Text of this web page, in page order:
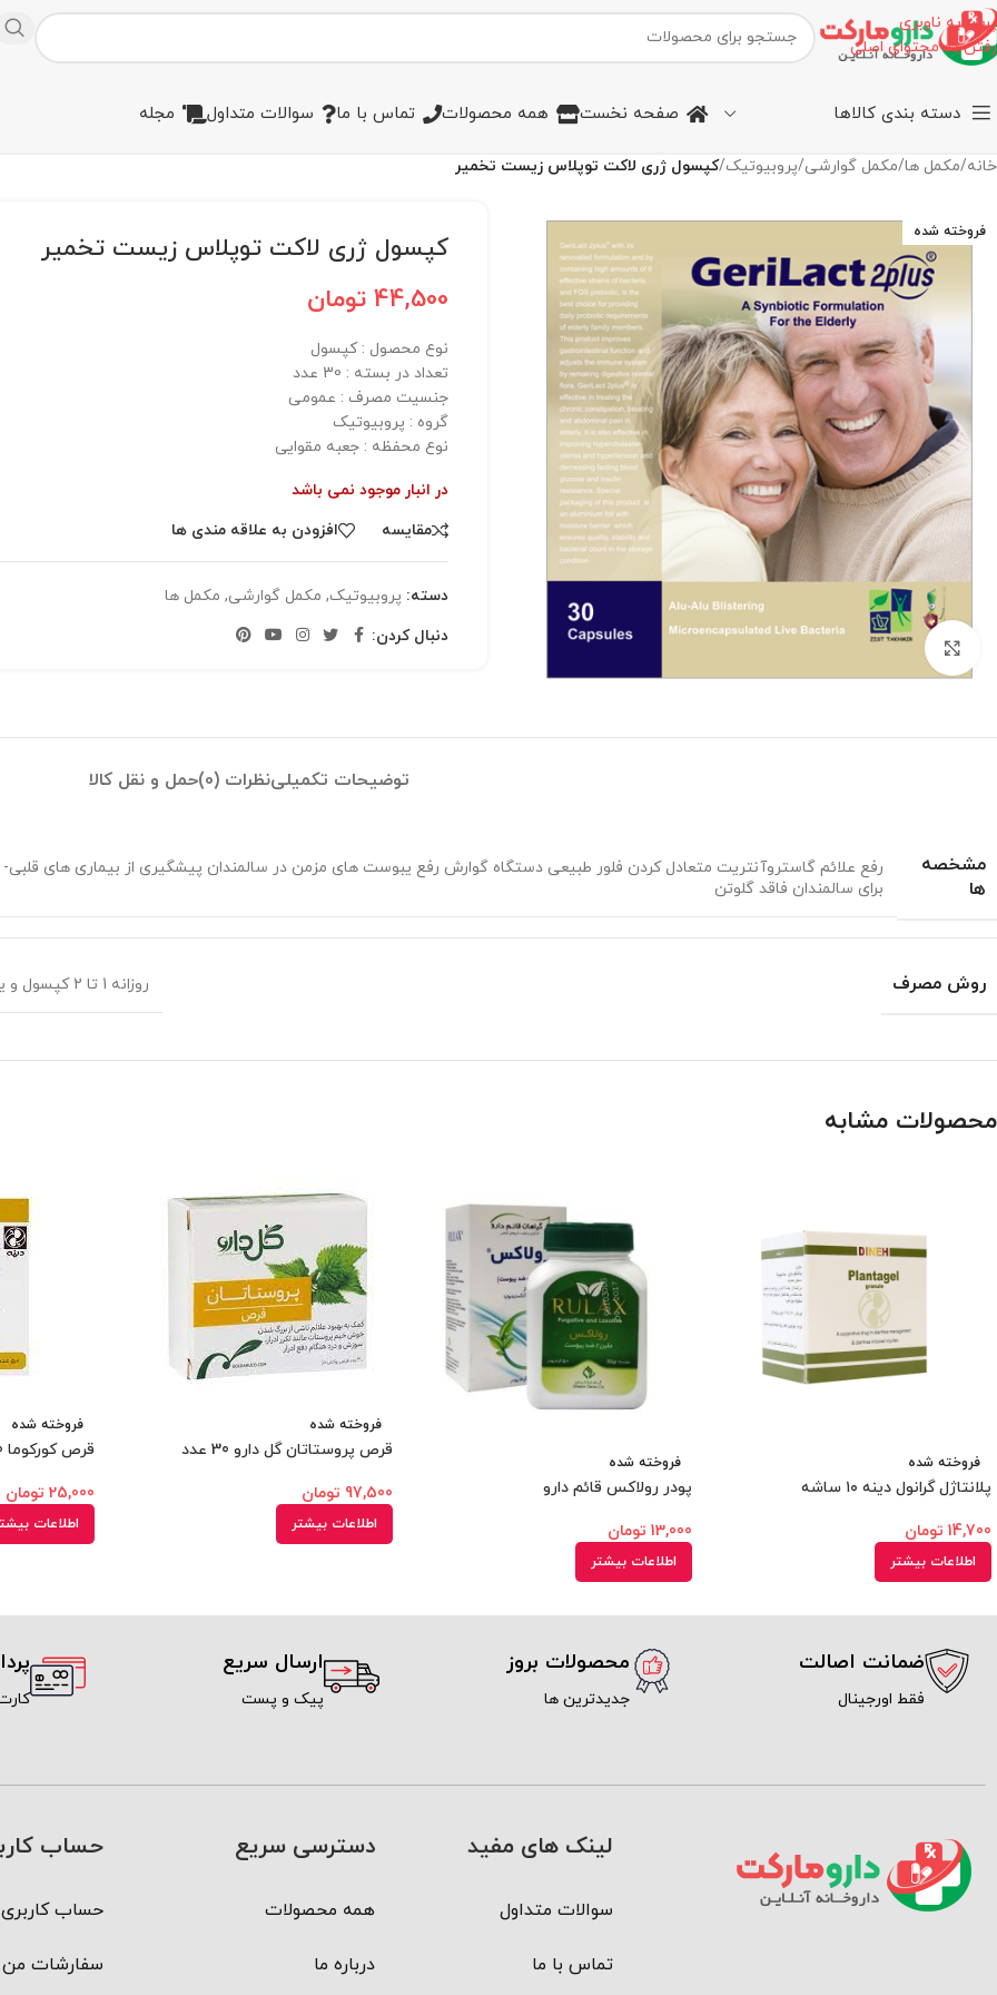
پرش به ناوبری
رفتن به محتوای اصلی
دسته بندی کالاها صفحه نخست همه محصولات تماس با ما سوالات متداول مجله
خانه/مکمل ها/مکمل گوارشی/پروبیوتیک/کپسول ژری لاکت توپلاس زیست تخمیر
فروخته شده
برای بزرگنمایی کلیک کنید
کپسول ژری لاکت توپلاس زیست تخمیر
44,500 تومان
نوع محصول :‌ کپسول
تعداد در بسته : 30 عدد
جنسیت مصرف :‌ عمومی
گروه :‌ پروبیوتیک
نوع محفظه :‌ جعبه مقوایی
در انبار موجود نمی باشد
مقایسه
افزودن به علاقه مندی ها
دسته: پروبیوتیک, مکمل گوارشی, مکمل ها
دنبال کردن:
توضیحات تکمیلینظرات (0) حمل و نقل کالا
مشخصه
ها
رفع علائم گاستروآنتریت متعادل کردن فلور طبیعی دستگاه گوارش رفع یبوست های مزمن در سالمندان پیشگیری از بیماری های
برای سالمندان فاقد گلوتن
روش مصرف روزانه 1 تا 2 کپسول و یا طبق تجویز پزشک مصرف شود. بهترین زمان مصرف پس از غذا می باشد.
محصولات مشابه
فروخته شده
پلانتاژل گرانول دینه ۱۰ ساشه
14,700 تومان
اطلاعات بیشتر
فروخته شده
پودر رولاکس قائم دارو
13,000 تومان
اطلاعات بیشتر
فروخته شده
قرص پروستاتان گل دارو 30 عدد
97,500 تومان
اطلاعات بیشتر
فروخته شده
قرص کورکوما 50 عددی دینه
25,000 تومان
اطلاعات
ضمانت اصالت
فقط اورجینال
محصولات بروز
جدیدترین ها
ارسال سریع
پیک و پست
لینک های مفید
سوالات متداول
تماس با ما
دسترسی سریع
همه محصولات
درباره ما
حساب
حساب
سفارشات من